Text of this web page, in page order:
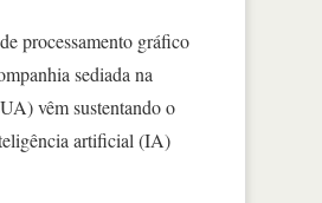
processamento gráfico
sediada na
vêm sustentando o
artificial (IA)